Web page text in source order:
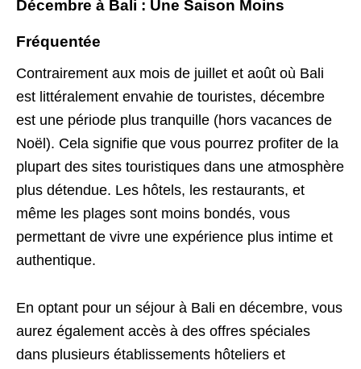
Décembre à Bali : Une Saison Moins
Fréquentée
Contrairement aux mois de juillet et août où Bali
est littéralement envahie de touristes, décembre
est une période plus tranquille (hors vacances de
Noël). Cela signifie que vous pourrez profiter de la
plupart des sites touristiques dans une atmosphère
plus détendue. Les hôtels, les restaurants, et
même les plages sont moins bondés, vous
permettant de vivre une expérience plus intime et
authentique.
En optant pour un séjour à Bali en décembre, vous
aurez également accès à des offres spéciales
dans plusieurs établissements hôteliers et